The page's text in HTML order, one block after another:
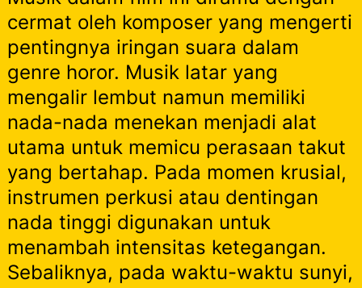
cermat oleh komposer yang mengerti
pentingnya iringan suara dalam
genre horor. Musik latar yang
mengalir lembut namun memiliki
nada-nada menekan menjadi alat
utama untuk memicu perasaan takut
yang bertahap. Pada momen krusial,
instrumen perkusi atau dentingan
nada tinggi digunakan untuk
menambah intensitas ketegangan.
Sebaliknya, pada waktu-waktu sunyi,